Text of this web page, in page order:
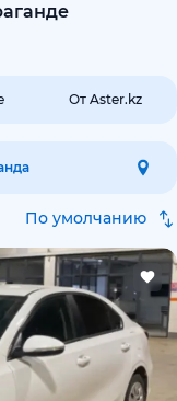
От Aster.kz
По умолчанию